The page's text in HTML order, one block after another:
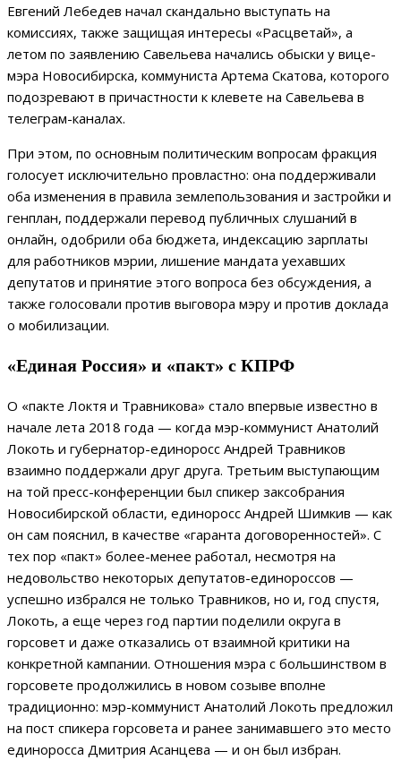
Евгений Лебедев начал скандально выступать на
комиссиях, также защищая интересы «Расцветай», а
летом по заявлению Савельева начались обыски у вице-
мэра Новосибирска, коммуниста Артема Скатова, которого
подозревают в причастности к клевете на Савельева в
телеграм-каналах.
При этом, по основным политическим вопросам фракция
голосует исключительно провластно: она поддерживали
оба изменения в правила землепользования и застройки и
генплан, поддержали перевод публичных слушаний в
онлайн, одобрили оба бюджета, индексацию зарплаты
для работников мэрии, лишение мандата уехавших
депутатов и принятие этого вопроса без обсуждения, а
также голосовали против выговора мэру и против доклада
о мобилизации.
«Единая Россия» и «пакт» с КПРФ
О «пакте Локтя и Травникова» стало впервые известно в
начале лета 2018 года — когда мэр-коммунист Анатолий
Локоть и губернатор-единоросс Андрей Травников
взаимно поддержали друг друга. Третьим выступающим
на той пресс-конференции был спикер заксобрания
Новосибирской области, единоросс Андрей Шимкив — как
он сам пояснил, в качестве «гаранта договоренностей». С
тех пор «пакт» более-менее работал, несмотря на
недовольство некоторых депутатов-единороссов —
успешно избрался не только Травников, но и, год спустя,
Локоть, а еще через год партии поделили округа в
горсовет и даже отказались от взаимной критики на
конкретной кампании. Отношения мэра с большинством в
горсовете продолжились в новом созыве вполне
традиционно: мэр-коммунист Анатолий Локоть предложил
на пост спикера горсовета и ранее занимавшего это место
единоросса Дмитрия Асанцева — и он был избран.